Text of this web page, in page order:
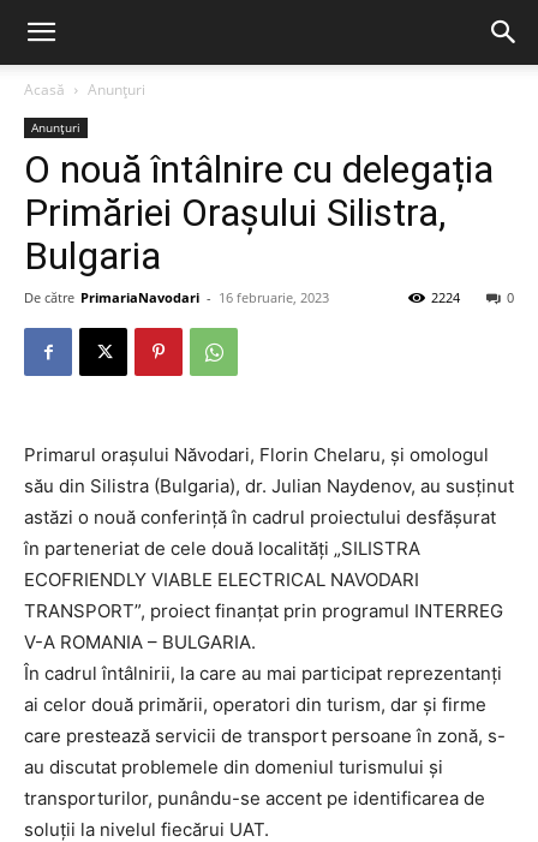
Acasă Anunțuri
Anunțuri
O nouă întâlnire cu delegația
Primăriei Orașului Silistra,
Bulgaria
De către PrimariaNavodari - 16 februarie, 2023 0
2224
Primarul orașului Năvodari, Florin Chelaru, și omologul
său din Silistra (Bulgaria), dr. Julian Naydenov, au susținut
astăzi o nouă conferință în cadrul proiectului desfășurat
în parteneriat de cele două localități „SILISTRA
ECOFRIENDLY VIABLE ELECTRICAL NAVODARI
TRANSPORT”, proiect finanțat prin programul INTERREG
V-A ROMANIA – BULGARIA.
În cadrul întâlnirii, la care au mai participat reprezentanți
ai celor două primării, operatori din turism, dar și firme
care prestează servicii de transport persoane în zonă, s-
au discutat problemele din domeniul turismului și
transporturilor, punându-se accent pe identificarea de
soluții la nivelul fiecărui UAT.